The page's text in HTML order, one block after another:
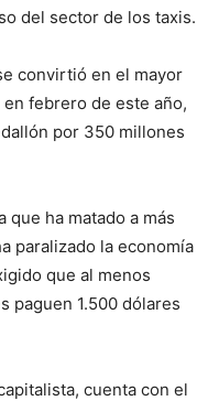
del sector de los taxis.
convirtió en el mayor
febrero de este año,
por 350 millones
que ha matado a más
paralizado la economía
que al menos
paguen 1.500 dólares
cuenta con el